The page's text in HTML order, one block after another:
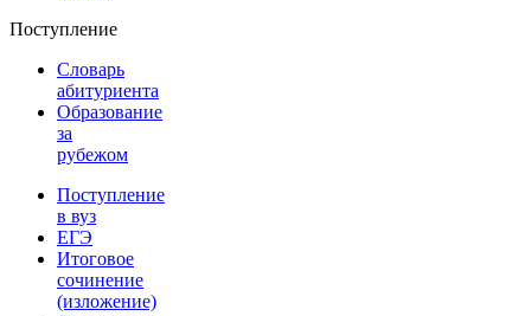
Поступление
Словарь
абитуриента
Образование
за
рубежом
Поступление
в вуз
ЕГЭ
Итоговое
сочинение
(изложение)